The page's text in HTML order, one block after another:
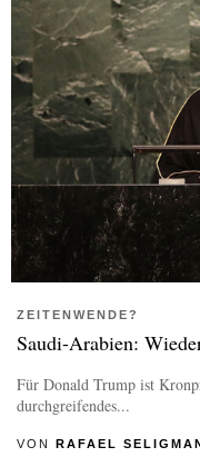
ZEITENWENDE?
Saudi-Arabien:
Für Donald Trump ist
durchgreifendes...
VON RAFAEL